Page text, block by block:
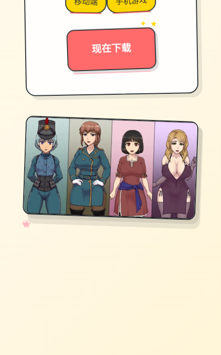
现在下载
→
✦ ★
✧
♡
★
♥